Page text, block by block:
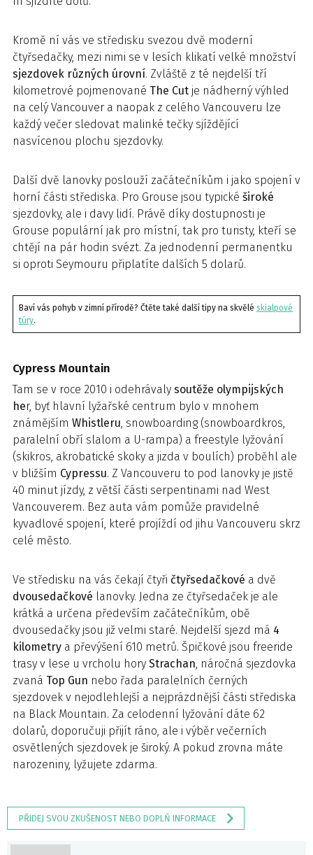
Kromě ní vás ve středisku svezou dvě moderní
čtyřsedačky, mezi nimi se v lesích klikatí velké množství
sjezdovek různých úrovní. Zvláště z té nejdelší tří
kilometrové pojmenované The Cut je nádherný výhled
na celý Vancouver a naopak z celého Vancouveru lze
každý večer sledovat malinké tečky sjíždějící
nasvícenou plochu sjezdovky.
Další dvě lanovky poslouží začátečníkům i jako spojení v
horní části střediska. Pro Grouse jsou typické široké
sjezdovky, ale i davy lidí. Právě díky dostupnosti je
Grouse populární jak pro místní, tak pro turisty, kteří se
chtějí na pár hodin svézt. Za jednodenní permanentku
si oproti Seymouru připlatíte dalších 5 dolarů.
Baví vás pohyb v zimní přírodě? Čtěte také další tipy na skvělé skialpové
túry.
Cypress Mountain
Tam se v roce 2010 i odehrávaly soutěže olympijských
her, byť hlavní lyžařské centrum bylo v mnohem
známějším Whistleru, snowboarding (snowboardkros,
paralelní obří slalom a U-rampa) a freestyle lyžování
(skikros, akrobatické skoky a jizda v boulích) proběhl ale
v bližším Cypressu. Z Vancouveru to pod lanovky je jistě
40 minut jízdy, z větší části serpentinami nad West
Vancouverem. Bez auta vám pomůže pravidelné
kyvadlové spojení, které projíždí od jihu Vancouveru skrz
celé město.
Ve středisku na vás čekají čtyři čtyřsedačkové a dvě
dvousedačkové lanovky. Jedna ze čtyřsedaček je ale
krátká a určena především začátečníkům, obě
dvousedačky jsou již velmi staré. Nejdelší sjezd má 4
kilometry a převýšení 610 metrů. Špičkové jsou freeride
trasy v lese u vrcholu hory Strachan, náročná sjezdovka
zvaná Top Gun nebo řada paralelních černých
sjezdovek v nejodlehlejší a nejprázdnější části střediska
na Black Mountain. Za celodenní lyžování dáte 62
dolarů, doporučuji přijít ráno, ale i výběr večerních
osvětlených sjezdovek je široký. A pokud zrovna máte
narozeniny, lyžujete zdarma.
PŘIDEJ SVOU ZKUŠENOST NEBO DOPLŇ INFORMACE